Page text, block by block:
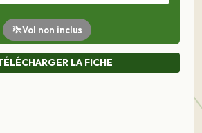
Vol non inclus
LA FICHE